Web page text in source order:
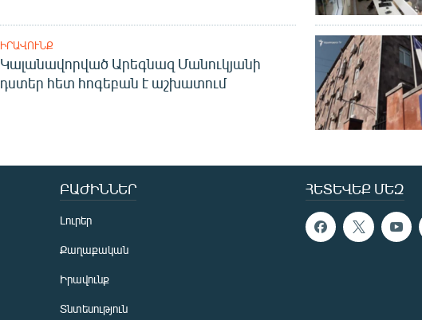
ԻՐԱՎՈՒՆՔ
Կալանավորված Արեգնազ Մանուկյանի
դստեր հետ հոգեբան է աշխատում
ՀԵՏԵՎԵՔ ՄԵԶ
ԲԱԺԻՆՆԵՐ
Լուրեր
Քաղաքական
Իրավունք
Տնտեսություն